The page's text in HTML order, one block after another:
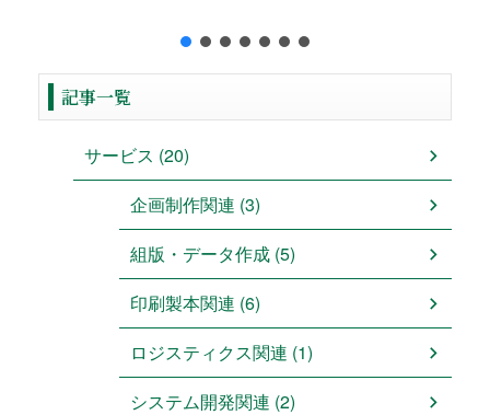
記事一覧
サービス (20)
企画制作関連 (3)
組版・データ作成 (5)
印刷製本関連 (6)
ロジスティクス関連 (1)
システム開発関連 (2)